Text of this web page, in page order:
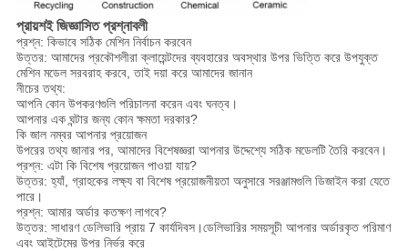
প্রায়শই জিজ্ঞাসিত প্রশ্নাবলী
প্রশ্ন: কিভাবে সঠিক মেশিন নির্বাচন করবেন
উত্তর: আমাদের প্রকৌশলীরা ক্লায়েন্টদের ব্যবহারের অবস্থার উপর ভিত্তি করে উপযুক্ত
মেশিন মডেল সরবরাহ করবে, তাই দয়া করে আমাদের জানান
নীচের তথ্য:
আপনি কোন উপকরণগুলি পরিচালনা করেন এবং ঘনত্ব।
আপনার এক ঘন্টার জন্য কোন ক্ষমতা দরকার?
কি জাল নম্বর আপনার প্রয়োজন
উপরের তথ্য জানার পর, আমাদের বিশেষজ্ঞরা আপনার উদ্দেশ্যে সঠিক মডেলটি তৈরি করবেন।
প্রশ্ন: এটা কি বিশেষ প্রয়োজন পাওয়া যায়?
উত্তর: হ্যাঁ, গ্রাহকের লক্ষ্য বা বিশেষ প্রয়োজনীয়তা অনুসারে সরঞ্জামগুলি ডিজাইন করা যেতে
পারে।
প্রশ্ন: আমার অর্ডার কতক্ষণ লাগবে?
উত্তর: সাধারণ ডেলিভারি প্রায় 7 কার্যদিবস।ডেলিভারির সময়সূচী আপনার অর্ডারকৃত পরিমাণ
এবং আইটেমের উপর নির্ভর করে